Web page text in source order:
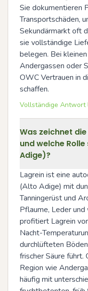
Sie dokumentieren
Transportschäden,
Sekundärmarkt oft
sie vollständige
belegen. Bei
Andergassen oder
OWC Vertrauen in
schaffen.
Vollständige
Was zeichnet
und welche
Adige)?
Lagrein ist eine
(Alto Adige) mit
Tanningerüst und
Pflaume, Leder
profitiert Lagrein
Nacht-
durchlüfteten
frischer Säure
Region wie
häufig mit